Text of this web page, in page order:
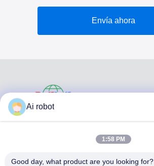
Envía ahora
VIVI DENTAI
Ai robot
1:58 PM
Good day, what product are you looking for?